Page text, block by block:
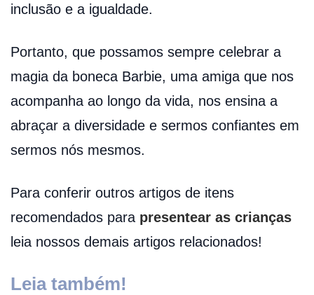
inclusão e a igualdade.
Portanto, que possamos sempre celebrar a
magia da boneca Barbie, uma amiga que nos
acompanha ao longo da vida, nos ensina a
abraçar a diversidade e sermos confiantes em
sermos nós mesmos.
Para conferir outros artigos de itens
recomendados para presentear as crianças
leia nossos demais artigos relacionados!
Leia também!